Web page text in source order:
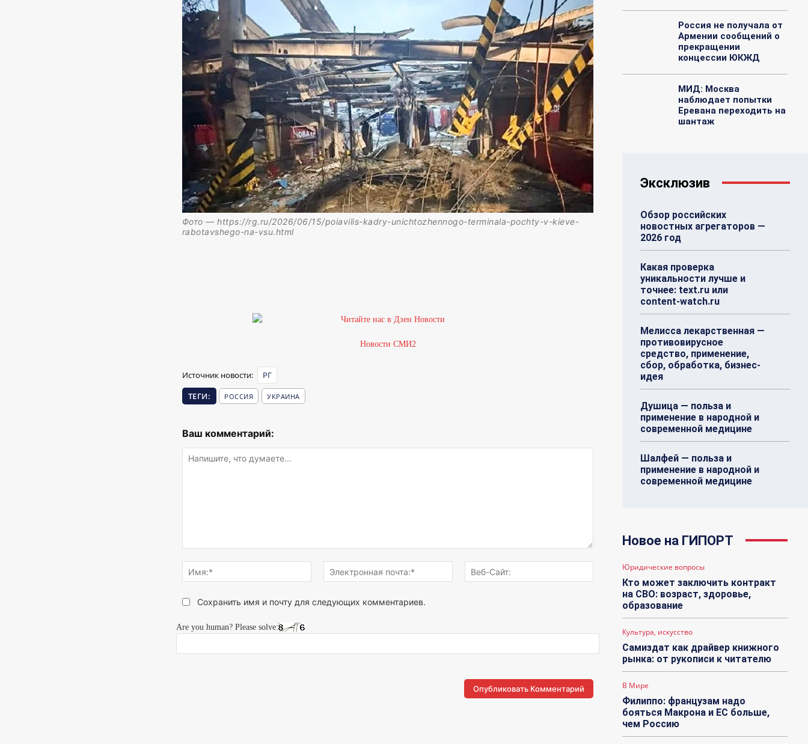
Фото — https://rg.ru/2026/06/15/poiavilis-kadry-unichtozhennogo-terminala-pochty-v-kieve-
rabotavshego-na-vsu.html
Новости СМИ2
Источник новости:
РГ
ТЕГИ:
РОССИЯ УКРАИНА
Ваш комментарий:
что
думаете...
Имя:*
Электронная
почта:*
Сохранить имя и почту для следующих комментариев.
Are you human? Please solve:
Россия не получала от
Армении сообщений о
прекращении
концессии ЮКЖД
МИД: Москва
наблюдает попытки
Еревана переходить на
шантаж
Эксклюзив
Обзор российских
новостных агрегаторов —
2026 год
Какая проверка
уникальности лучше и
точнее: text.ru или
content-watch.ru
Мелисса лекарственная —
противовирусное
средство, применение,
сбор, обработка, бизнес-
идея
Душица — польза и
применение в народной и
современной медицине
Шалфей — польза и
применение в народной и
современной медицине
Новое на ГИПОРТ
Юридические вопросы
Кто может заключить контракт
на СВО: возраст, здоровье,
образование
Культура, искусство
Самиздат как драйвер книжного
рынка: от рукописи к читателю
В Мире
Филиппо: французам надо
бояться Макрона и ЕС больше,
чем Россию